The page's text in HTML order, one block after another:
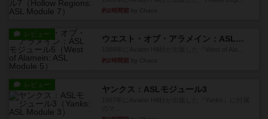
約2時間前
レビュー
ウエスト・オブ・アラメイン：ASLモジュール5
約2時間前
レビュー ヤンクス：ASLモジュール3